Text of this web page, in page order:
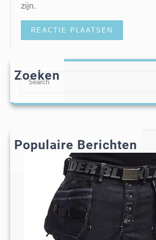
zijn.
Zoeken
S
a
h
Populaire Berichten